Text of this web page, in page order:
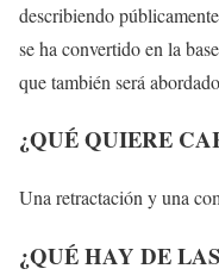
describiendo
se ha convertido en la
que también será
¿QUÉ QUIERE
Una retractación y una
¿QUÉ HAY DE